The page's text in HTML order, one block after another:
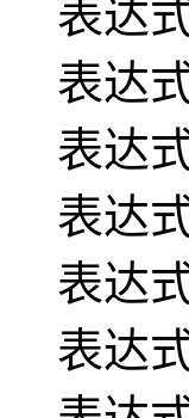
表达
表达
表达
表达
表达
表达